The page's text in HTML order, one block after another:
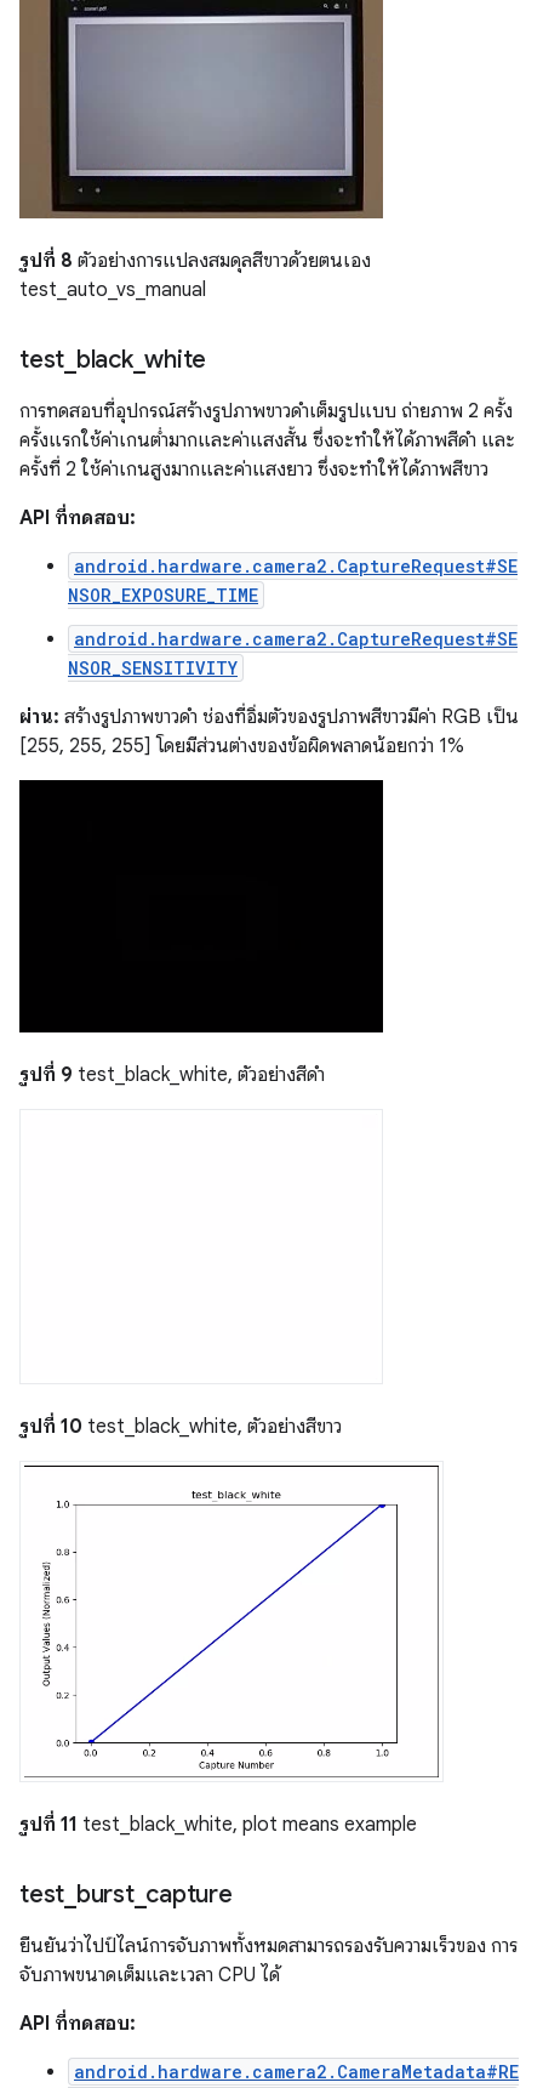
รูปที่ 8 ตัวอย่างการแปลงสมดุลสีขาวด้วยตนเอง
test_auto_vs_manual
test black_white
การทดสอบที่อุปกรณ์สร้างรูปภาพขาวดำเต็มรูปแบบ ถ่ายภาพ 2 ครั้ง
ครั้งแรกใช้ค่าเกนต่ำมากและค่าแสงสั้น ซึ่งจะทำให้ได้ภาพสีดำ และ
ครั้งที่ 2 ใช้ค่าเกนสูงมากและค่าแสงยาว ซึ่งจะทำให้ได้ภาพสีขาว
API ที่ทดสอบ:
android.hardware.camera2.CaptureRequest#SE
NSOR_EXPOSURE_TIME
android.hardware.camera2.CaptureRequest#SE
NSOR_SENSITIVITY
ผ่าน: สร้างรูปภาพขาวดำ ช่องที่อิ่มตัวของรูปภาพสีขาวมีค่า RGB เป็น
[255, 255, 255] โดยมีส่วนต่างของข้อผิดพลาดน้อยกว่า 1%
รูปที่ 9 test_black_white, ตัวอย่างสีดำ
รูปที่ 10 test_black_white, ตัวอย่างสีขาว
รูปที่ 11 test_black_white, plot means example
test burst_ capture
ยืนยันว่าไปป์ไลน์การจับภาพทั้งหมดสามารถรองรับความเร็วของ การ
จับภาพขนาดเต็มและเวลา CPU ได้
API ที่ทดสอบ:
android.hardware.camera2.CameraMetadata#RE